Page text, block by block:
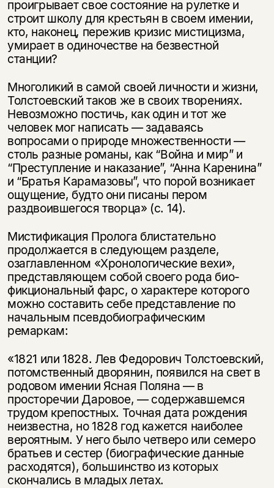
проигрывает свое состояние на рулетке и
строит школу для крестьян в своем имении,
кто, наконец, пережив кризис мистицизма,
умирает в одиночестве на безвестной
станции?
Многоликий в самой своей личности и жизни,
Толстоевский таков же в своих творениях.
Невозможно постичь, как один и тот же
человек мог написать — задаваясь
вопросами о природе множественности —
столь разные романы, как “Война и мир” и
“Преступление и наказание”, “Анна Каренина”
и “Братья Карамазовы”, что порой возникает
ощущение, будто они писаны пером
раздвоившегося творца» (с. 14).
Мистификация Пролога блистательно
продолжается в следующем разделе,
озаглавленном «Хронологические вехи»,
представляющем собой своего рода био-
фикциональный фарс, о характере которого
можно составить себе представление по
начальным псевдобиографическим
ремаркам:
«1821 или 1828. Лев Федорович Толстоевский,
потомственный дворянин, появился на свет в
родовом имении Ясная Поляна — в
просторечии Даровое, — содержавшемся
трудом крепостных. Точная дата рождения
неизвестна, но 1828 год кажется наиболее
вероятным. У него было четверо или семеро
братьев и сестер (биографические данные
расходятся), большинство из которых
скончались в младых летах.